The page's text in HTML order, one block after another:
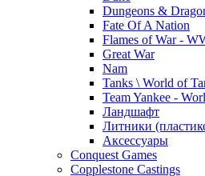
Dungeons &
Fate Of A Nation
Flames of War -
Great War
Nam
Tanks \ World of
Team Yankee -
Ландшафт
Литники
Аксессуары
Conquest Games
Copplestone Castings